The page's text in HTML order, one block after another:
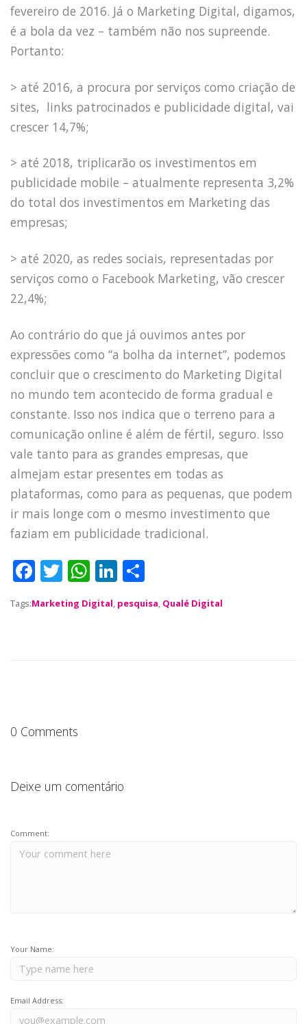
HOME
JOBS
DEPOIMENTOS
fevereiro de 2016. Já o Marketing Digital, digamos,
é a bola da vez – também não nos supreende.
Portanto:
> até 2016, a procura por serviços como criação de
sites, links patrocinados e publicidade digital, vai
crescer 14,7%;
> até 2018, triplicarão os investimentos em
publicidade mobile – atualmente representa 3,2%
do total dos investimentos em Marketing das
empresas;
> até 2020, as redes sociais, representadas por
serviços como o Facebook Marketing, vão crescer
22,4%;
Ao contrário do que já ouvimos antes por
expressões como “a bolha da internet”, podemos
concluir que o crescimento do Marketing Digital
no mundo tem acontecido de forma gradual e
constante. Isso nos indica que o terreno para a
comunicação online é além de fértil, seguro. Isso
vale tanto para as grandes empresas, que
almejam estar presentes em todas as
plataformas, como para as pequenas, que podem
ir mais longe com o mesmo investimento que
faziam em publicidade tradicional.
F
c
k
T
w
it
W
h
a
Li
k
h
a
Tags:Marketing Digital pesquisa Qualé Digital
0 Comments
Deixe um comentário
Comment:
Your Name:
Email Address: